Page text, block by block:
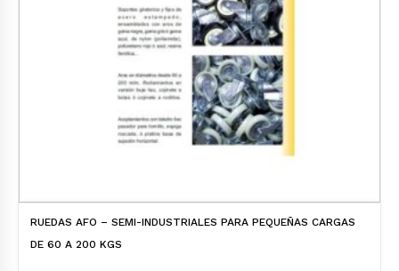
RUEDAS AFO – SEMI-INDUSTRIALES PARA PEQUEÑAS CARGAS
DE 60 A 200 KGS